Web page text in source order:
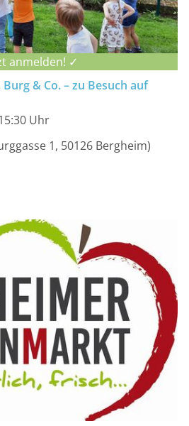
anmelden! ✓
& Co. – zu Besuch auf
Uhr
1, 50126 Bergheim)